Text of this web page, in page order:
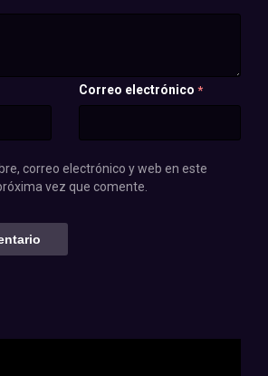
Correo electrónico *
correo electrónico y web en este
vez que comente.